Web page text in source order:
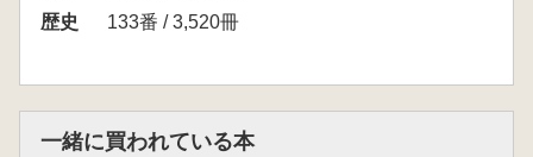
歴史
133番 / 3,520冊
一緒に買われている本